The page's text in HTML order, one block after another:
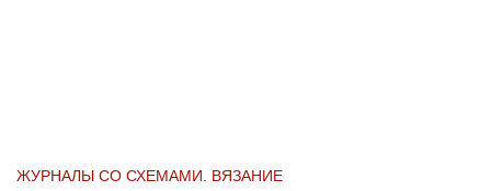
ЖУРНАЛЫ СО СХЕМАМИ. ВЯЗАНИЕ